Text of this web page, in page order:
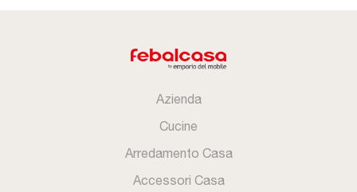
Azienda
Cucine
Arredamento Casa
Accessori Casa